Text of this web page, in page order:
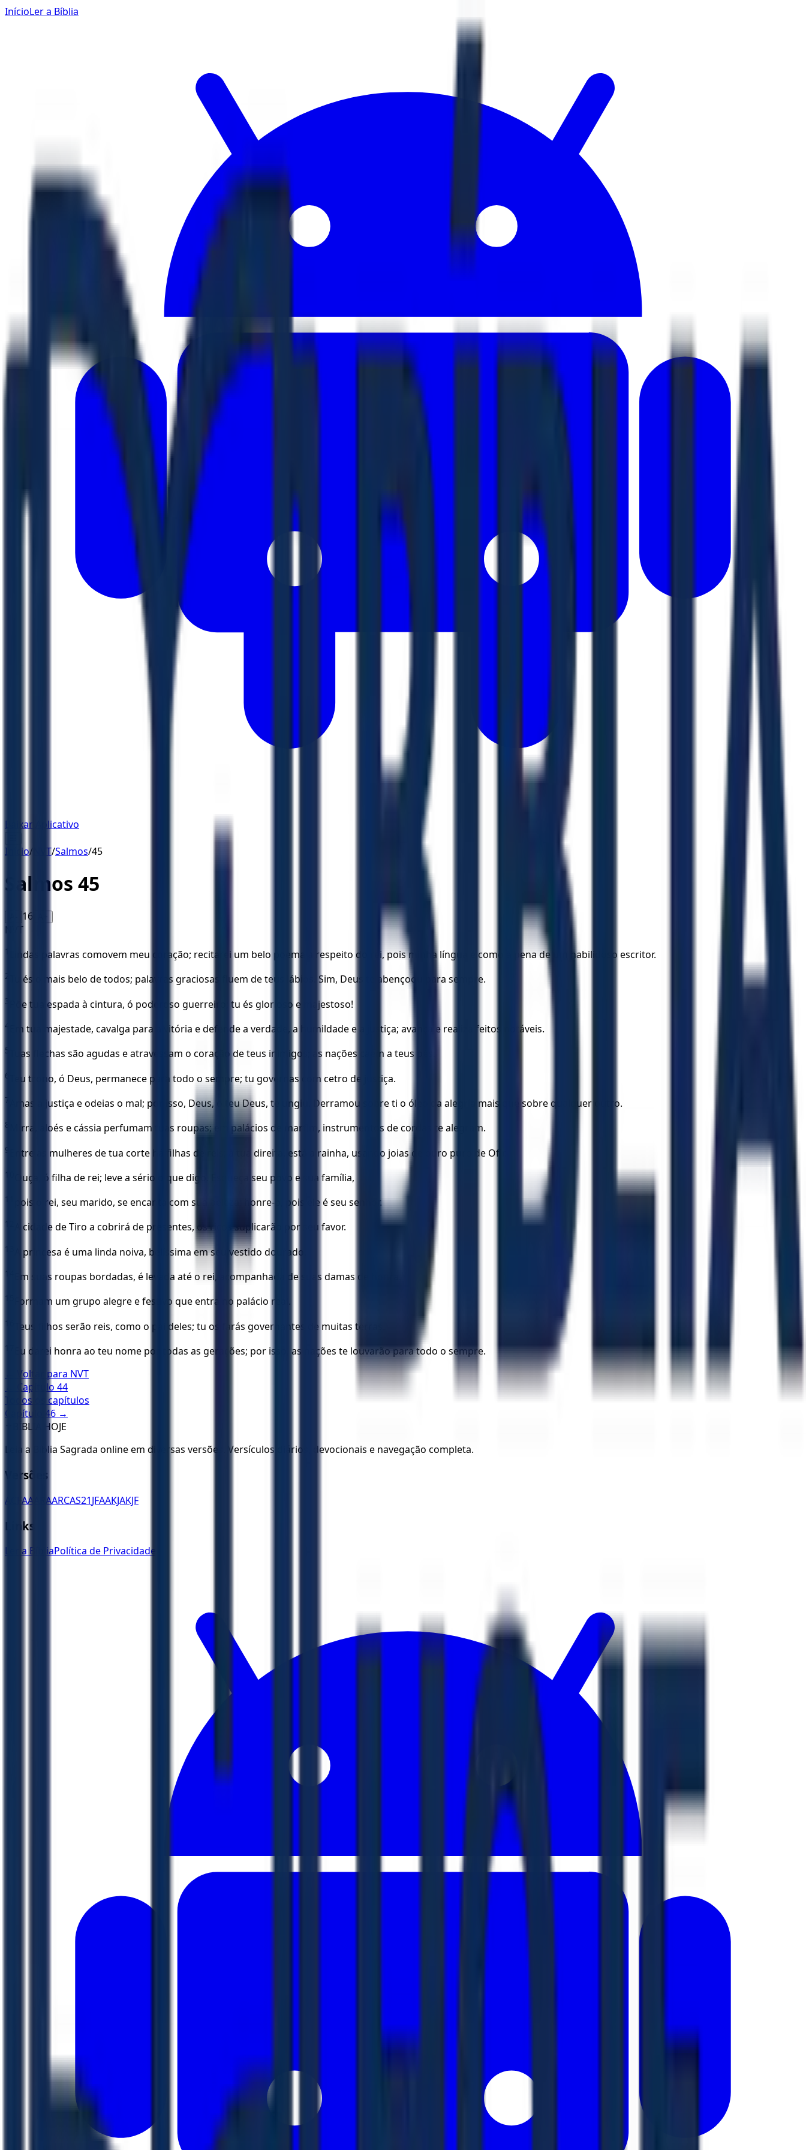
InícioLer a Bíblia
Baixar Aplicativo
Início/ NVT/Salmos/45
Salmos 45
16 A+
NVT
1 Lindas palavras comovem meu coração; recitarei um belo poema a respeito do rei, pois minha língua é como a pena de um habilidoso escritor.
2 Tu és o mais belo de todos; palavras graciosas fluem de teus lábios. Sim, Deus te abençoou para sempre.
3 Põe tua espada à cintura, ó poderoso guerreiro; tu és glorioso e majestoso!
4 Em tua majestade, cavalga para a vitória e defende a verdade, a humildade e a justiça; avança e realiza feitos notáveis.
5 Tuas flechas são agudas e atravessam o coração de teus inimigos; as nações caem a teus pés.
6 Teu trono, ó Deus, permanece para todo o sempre; tu governas com cetro de justiça.
7 Amas a justiça e odeias o mal; por isso, Deus, o teu Deus, te ungiu. Derramou sobre ti o óleo da alegria mais que sobre qualquer outro.
8 Mirra, aloés e cássia perfumam tuas roupas; em palácios de marfim, instrumentos de cordas te alegram.
9 Entre as mulheres de tua corte há filhas de reis; à tua direita, está a rainha, usando joias de ouro puro de Ofir.
10 Ouça, ó filha de rei; leve a sério o que digo. Esqueça seu povo e sua família,
11 pois o rei, seu marido, se encanta com sua beleza; honre-o, pois ele é seu senhor.
12 A cidade de Tiro a cobrirá de presentes, os ricos suplicarão por seu favor.
13 A princesa é uma linda noiva, belíssima em seu vestido dourado.
14 Em suas roupas bordadas, é levada até o rei, acompanhada de suas damas de honra.
15 Formam um grupo alegre e festivo que entra no palácio real.
16 Teus filhos serão reis, como o pai deles; tu os farás governantes de muitas terras.
17
Eu darei honra ao teu nome por todas as gerações; por isso, as nações te louvarão para todo o sempre.
← Voltar para NVT
← Capítulo 44
Todos os capítulos
Capítulo
46 →
BÍBLIA HOJE
Leia a Bíblia Sagrada online em diversas versões. Versículos diários, devocionais e navegação completa.
Versões
ACFAA ARAARCAS21JFAAKJAKJF
Links
Ler a BíbliaPolítica de Privacidade